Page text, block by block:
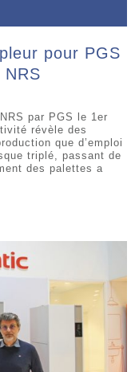
pour PGS
NRS
par PGS le 1er
révèle des
que d’emploi
triplé, passant de
des palettes a